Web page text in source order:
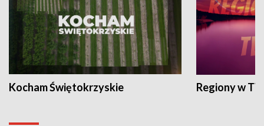
Kocham Świętokrzyskie Regiony w